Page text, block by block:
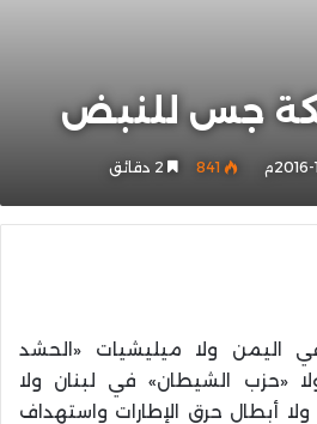
جس للنبض
841
في اليمن ولا ميليشيات «الحشد
«حزب الشيطان» في لبنان ولا
أبطال حرق الإطارات واستهداف